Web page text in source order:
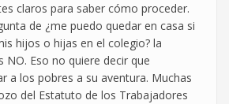
claros para saber cómo proceder.
de ¿me puedo quedar en casa si
hijos o hijas en el colegio? la
NO. Eso no quiere decir que
a los pobres a su aventura. Muchas
del Estatuto de los Trabajadores